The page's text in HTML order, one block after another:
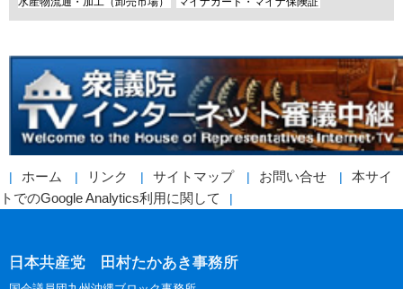
ホーム リンク サイトマップ お問い合せ
本サイ
トでのGoogle Analytics利用に関して
日本共産党 田村たかあき事務所